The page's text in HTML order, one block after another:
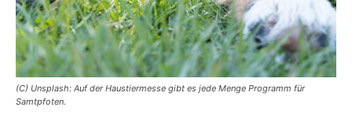
(C) Unsplash: Auf der Haustiermesse gibt es jede Menge Programm für
Samtpfoten.